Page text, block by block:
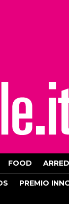
FOOD
PREMIO